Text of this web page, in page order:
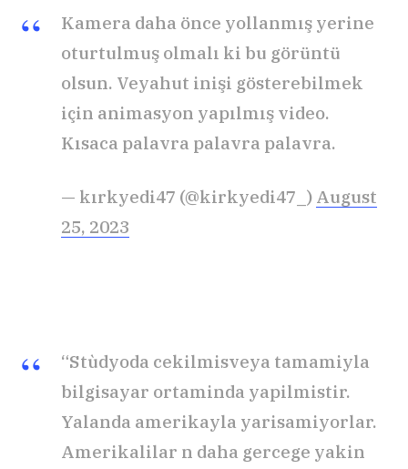
Kamera daha önce yollanmış yerine
oturtulmuş olmalı ki bu görüntü
olsun. Veyahut inişi gösterebilmek
için animasyon yapılmış video.
Kısaca palavra palavra palavra.
— kırkyedi47 (@kirkyedi47_) August
25, 2023
“Stùdyoda cekilmisveya tamamiyla
bilgisayar ortaminda yapilmistir.
Yalanda amerikayla yarisamiyorlar.
Amerikalilar n daha gercege yakin